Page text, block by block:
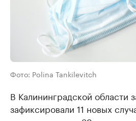
Фото: Polina Tankilevitch
В Калининградской области
зафиксировали 11 новых